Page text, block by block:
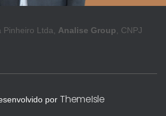
Ltda, Analise Group , CNPJ
porThemeIsle